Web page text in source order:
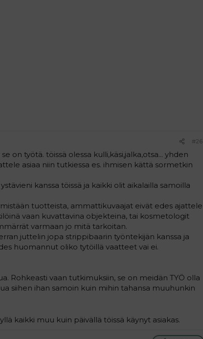
#26
on työtä. töissä olessa kulli,käsi,jalka,otsa... yhden
asiaa niin tutkiessa es. ihmisen kättä sormetkin
kanssa töissä ja kaikki olit aikalailla samoilla
tuotteista, ammattikuvaajat eivät edes ajattele
vaan kuvattavina objekteina, tai kosmetologit
varmaan jo mitä tarkoitan.
juttelin jopa strippibaarin työntekijän kanssa ja
huomannut oliko tytöillä vaatteet vai ei.
Rohkeasti vaan tutkimuksiin, se on meidän TYÖ olla
siihen ihan samoin kuin mihin tahansa muuhunkin
kaikki muu kuin päivällä töissä käynyt asiakas.